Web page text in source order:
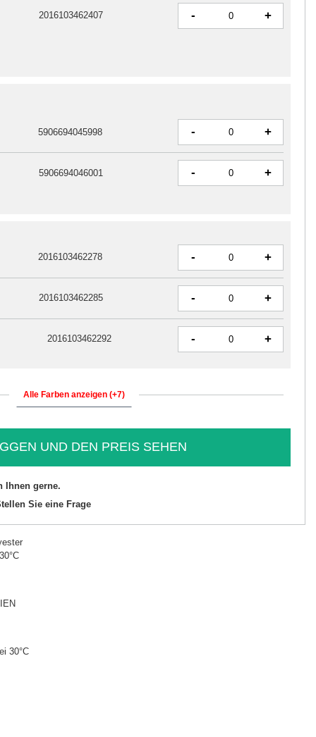
2016103462407 - +
5906694045998 - +
5906694046001 - +
2016103462278 - +
2016103462285 - +
2016103462292 - +
Alle Farben anzeigen (+7)
UND DEN PREIS SEHEN
Ihnen gerne.
Sie eine Frage
30°C